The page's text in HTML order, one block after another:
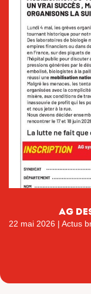
AG
22 mai 2026 | Actus